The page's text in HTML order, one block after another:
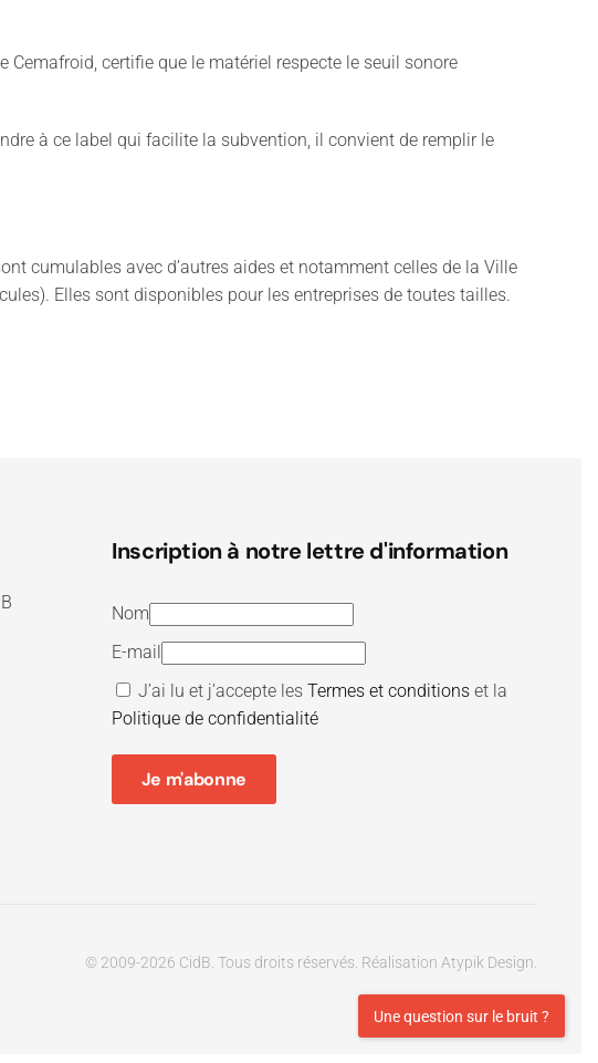
Cemafroid, certifie que le matériel respecte le seuil sonore
à ce label qui facilite la subvention, il convient de remplir le
cumulables avec d’autres aides et notamment celles de la Ville
Elles sont disponibles pour les entreprises de toutes tailles.
Inscription à notre lettre d'information
Nom
E-mail
J’ai lu et j’accepte lesTermes et conditions et la
Politique de confidentialité
Je m'abonne
© 2009-2026 CidB. Tous droits réservés. Réalisation Atypik Design
Une question sur le bruit ?